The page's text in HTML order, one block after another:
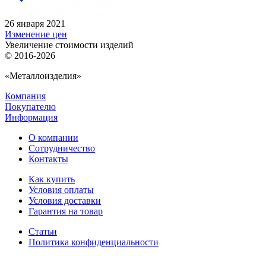
26 января 2021
Изменение цен
Увеличение стоимости изделий
© 2016-2026
«Металлоизделия»
Компания
Покупателю
Информация
О компании
Сотрудничество
Контакты
Как купить
Условия оплаты
Условия доставки
Гарантия на товар
Статьи
Политика конфиденциальности